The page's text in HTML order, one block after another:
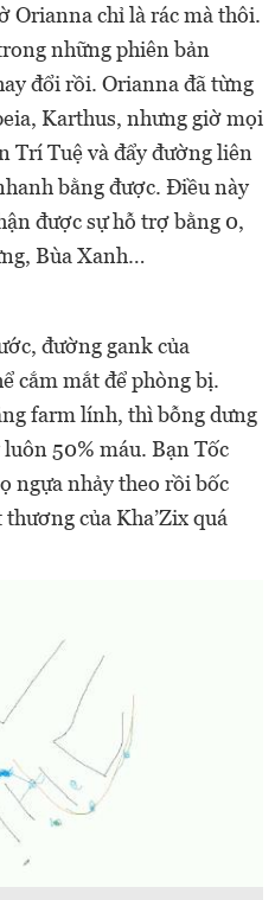
Orianna chỉ là rác mà thôi.
những phiên bản
đổi rồi. Orianna đã từng
Karthus, nhưng giờ mọi
Trí Tuệ và đẩy đường liên
bằng được. Điều này
được sự hỗ trợ bằng 0,
Bùa Xanh…
đường gank của
cắm mắt để phòng bị.
farm lính, thì bỗng dưng
50% máu. Bạn Tốc
ngựa nhảy theo rồi bốc
của Kha’Zix quá